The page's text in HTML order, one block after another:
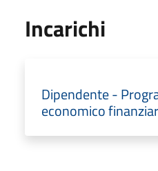
Incarichi
Dipendente -
economico